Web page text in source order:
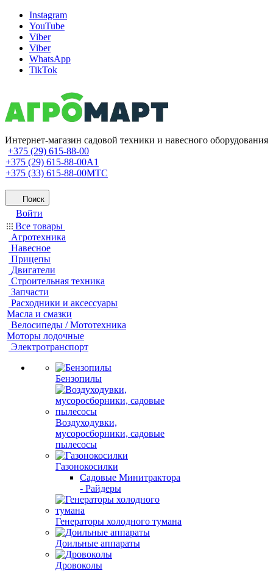
Instagram
YouTube
Viber
Viber
WhatsApp
TikTok
Интернет-магазин садовой техники и навесного оборудования
+375 (29) 615-88-00
+375 (29) 615-88-00A1
+375 (33) 615-88-00МТС
Поиск
Войти
Все товары
Агротехника
Навесное
Прицепы
Двигатели
Строительная техника
Запчасти
Расходники и аксессуары
Масла и смазки
Велосипеды / Мототехника
Моторы лодочные
Электротранспорт
Бензопилы
Воздуходувки,
мусоросборники, cадовые
пылесосы
Газонокосилки
Садовые Минитрактора
- Райдеры
Генераторы холодного тумана
Доильные аппараты
Дровоколы